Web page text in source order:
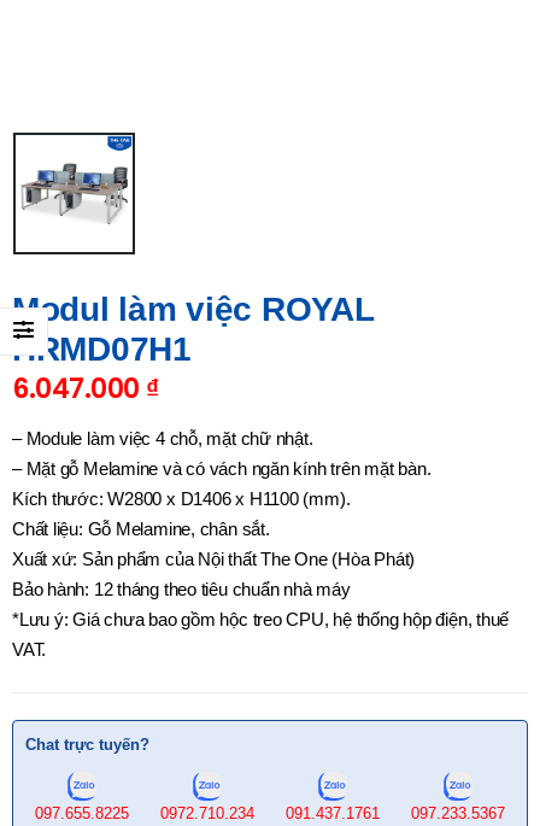
Modul làm việc ROYAL
HRMD07H1
6.047.000 ₫
– Module làm việc 4 chỗ, mặt chữ nhật.
– Mặt gỗ Melamine và có vách ngăn kính trên mặt bàn.
Kích thước: W2800 x D1406 x H1100 (mm).
Chất liệu: Gỗ Melamine, chân sắt.
Xuất xứ: Sản phẩm của Nội thất The One (Hòa Phát)
Bảo hành: 12 tháng theo tiêu chuẩn nhà máy
*Lưu ý: Giá chưa bao gồm hộc treo CPU, hệ thống hộp điện, thuế
VAT.
Chat trực tuyến?
097.655.8225 0972.710.234 091.437.1761 097.233.5367